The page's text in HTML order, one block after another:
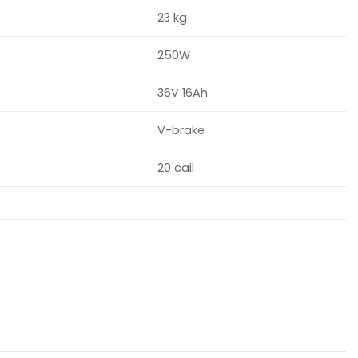
23 kg
250W
36V 16Ah
V-brake
20 cail